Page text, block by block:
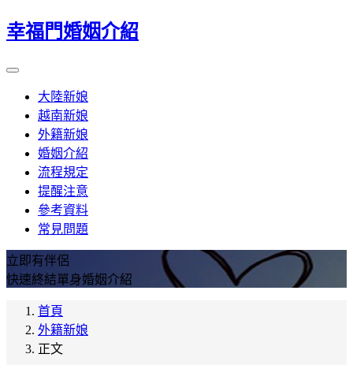
幸福門婚姻介紹
大陸新娘
越南新娘
外籍新娘
婚姻介紹
流程規定
提醒注意
參考資料
常見問題
立即有伴侶
快速終結單身婚姻介紹
首頁
外籍新娘
正文